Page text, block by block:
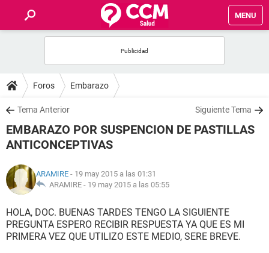
MENU
FOROS
SALUD
FAMILIA
NUTRICIÓN
SEXUALIDAD
Foros Embarazo
Tema Anterior Siguiente Tema
EMBARAZO POR SUSPENCION DE PASTILLAS
ANTICONCEPTIVAS
ARAMIRE - 19 may 2015 a las 01:31
ARAMIRE - 19 may 2015 a las 05:55
HOLA, DOC. BUENAS TARDES TENGO LA SIGUIENTE
PREGUNTA ESPERO RECIBIR RESPUESTA YA QUE ES MI
PRIMERA VEZ QUE UTILIZO ESTE MEDIO, SERE BREVE.